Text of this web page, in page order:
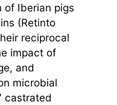
of Iberian pigs
(Retinto
reciprocal
impact of
and
microbial
castrated